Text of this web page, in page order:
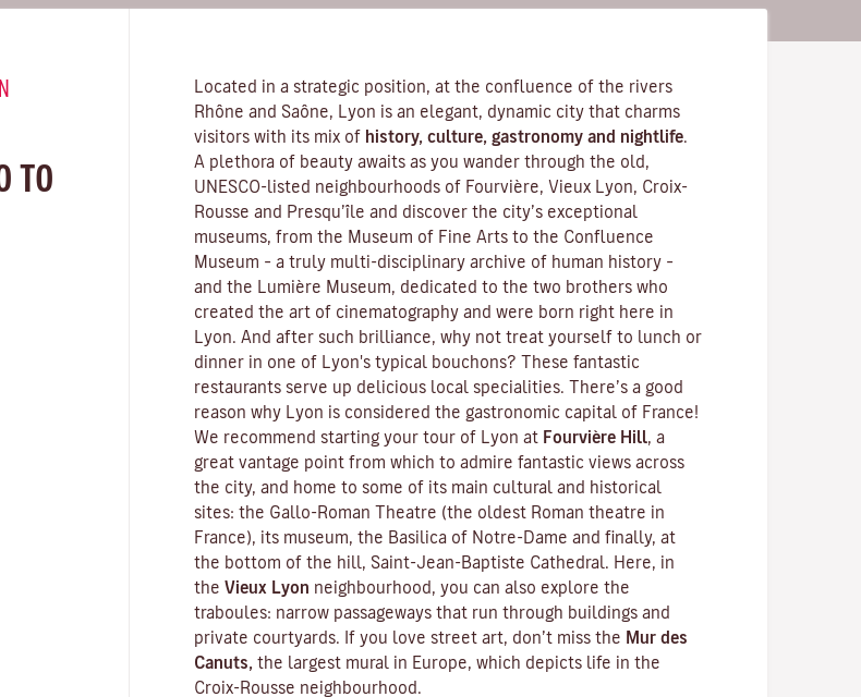
ΤΟ
Located in a strategic position, at the confluence of the rivers
Rhône and Saône, Lyon is an elegant, dynamic city that charms
visitors with its mix of history, culture, gastronomy and nightlife
A plethora of beauty awaits as you wander through the old,
UNESCO-listed neighbourhoods of Fourvière, Vieux Lyon, Croix-
Rousse and Presqu’île and discover the city’s exceptional
museums , from the Museum of Fine Arts to the Confluence
Museum – a truly multi-disciplinary archive of human history –
and the Lumière Museum, dedicated to the two brothers who
created the art of cinematography and were born right here in
Lyon. And after such brilliance, why not treat yourself to lunch or
dinner in one of Lyon's typical
bouchons? These fantastic
restaurants serve up delicious local specialities. There’s a good
reason why Lyon is considered the gastronomic capital of France!
We recommend starting your tour of Lyon at Fourvière Hill
, a
great vantage point from which to admire fantastic views across
the city, and home to some of its main cultural and historical
sites: the Gallo-Roman Theatre (the oldest Roman theatre in
France), its museum, the Basilica of Notre-Dame and finally, at
the bottom of the hill, Saint-Jean-Baptiste Cathedral. Here, in
the Vieux Lyon neighbourhood, you can also explore the
traboules: narrow passageways that run through buildings and
private courtyards. If you love street art, don’t miss the Mur des
Canuts, the largest mural in Europe, which depicts life in the
Croix-Rousse neighbourhood.